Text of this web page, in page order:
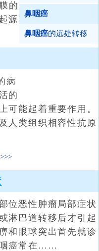
鼻咽癌
鼻咽癌的远处转移
的
源
病
的
可能起着重要作用。
人类组织相容性抗原
恶性肿瘤局部症状
淋巴道转移后才引起
和眼球突出首先就诊
咽癌常在……